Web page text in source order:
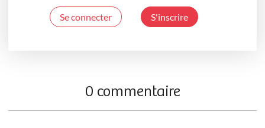
Se connecter S'inscrire
0 commentaire